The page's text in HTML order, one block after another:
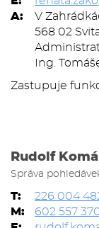
A:
V
568 02
Ing.
Zastupuje
Rudolf
Správa
T:
226 004
M:
602 557